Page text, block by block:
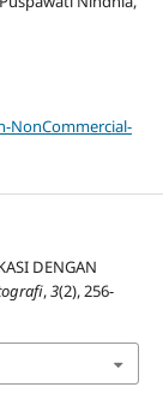
NonCommercial-
DENGAN
,3(2), 256-